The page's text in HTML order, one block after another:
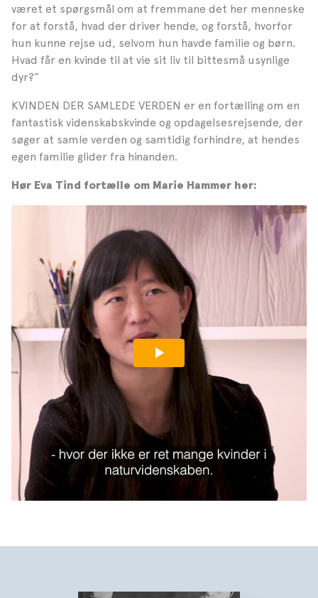
været et spørgsmål om at fremmane det her menneske
for at forstå, hvad der driver hende, og forstå, hvorfor
hun kunne rejse ud, selvom hun havde familie og børn.
Hvad får en kvinde til at vie sit liv til bittesmå usynlige
dyr?”
KVINDEN DER SAMLEDE VERDEN er en fortælling om en
fantastisk viden­skabskvinde og opdagelses­rejsende, der
søger at samle verden og samtidig forhindre, at hendes
egen familie glider fra hinanden.
Hør Eva Tind fortælle om Marie Hammer her: